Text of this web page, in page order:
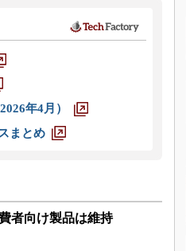
年4月）
まとめ
者向け製品は維持